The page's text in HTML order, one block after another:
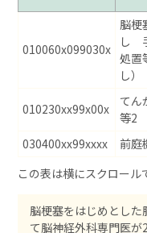
010060x099030x
脳梗
し
処
し）
010230xx99x00x
てん
等2
030400xx99xxxx 前庭
脳梗塞をはじめとし
て脳神経外科専門医